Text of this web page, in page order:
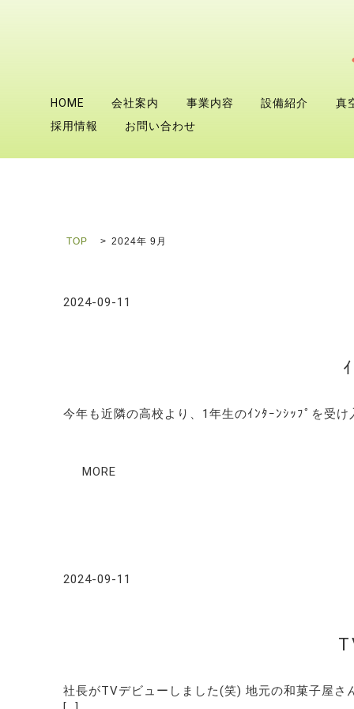
HOME 会社案内 事業内容 設備紹介
真
採用情報
お問い合わせ
TOP 2024年 9月
2024-09-11
今年も近隣の高校より、1年生のｲﾝﾀｰﾝｼｯﾌﾟを受
MORE
2024-09-11
社長がTVデビューしました(笑) 地元の和菓子屋